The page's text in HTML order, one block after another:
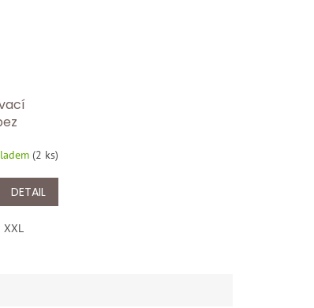
up
bílá
(2 ks)
DETAIL
XXL